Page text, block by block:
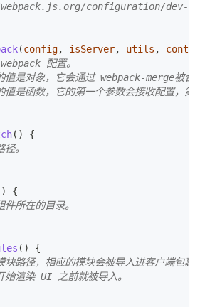
configuration/dev-
(config, isServer, utils ,
配置。
是对象，它会通过 webpack-merge被合
是函数，它的第一个参数会接收配置，
( )
{
。
)
{
所在的目录。
( )
{
路径，相应的模块会被导入进客户端包
渲染 UI 之前就被导入。